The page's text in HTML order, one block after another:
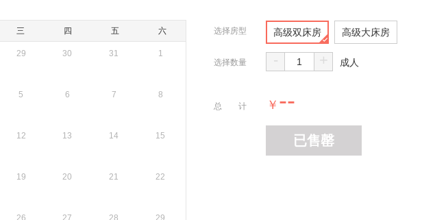
三 四 五 六
29 30 31 1
5 6 7 8
12 13 14 15
19 20 21 22
26 27 28 29
选择房型 高级双床房 高级大床房
选择数量 - + 成人
总 计 ￥ --
已售罄